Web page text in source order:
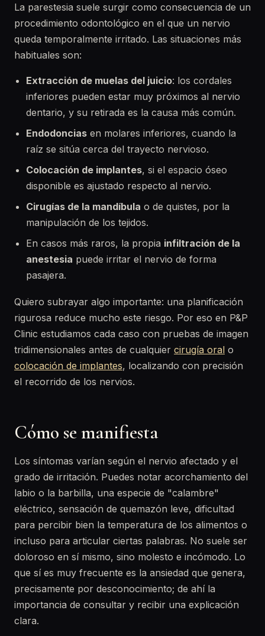
La parestesia suele surgir como consecuencia de un
procedimiento odontológico en el que un nervio
queda temporalmente irritado. Las situaciones más
habituales son:
Extracción de muelas del juicio: los cordales
inferiores pueden estar muy próximos al nervio
dentario, y su retirada es la causa más común.
Endodoncias en molares inferiores, cuando la
raíz se sitúa cerca del trayecto nervioso.
Colocación de implantes, si el espacio óseo
disponible es ajustado respecto al nervio.
Cirugías de la mandíbula o de quistes, por la
manipulación de los tejidos.
En casos más raros, la propia infiltración de la
anestesia puede irritar el nervio de forma
pasajera.
Quiero subrayar algo importante: una planificación
rigurosa reduce mucho este riesgo. Por eso en P&P
Clinic estudiamos cada caso con pruebas de imagen
tridimensionales antes de cualquier cirugía oral o
colocación de implantes, localizando con precisión
el recorrido de los nervios.
Cómo se manifiesta
Los síntomas varían según el nervio afectado y el
grado de irritación. Puedes notar acorchamiento del
labio o la barbilla, una especie de "calambre"
eléctrico, sensación de quemazón leve, dificultad
para percibir bien la temperatura de los alimentos o
incluso para articular ciertas palabras. No suele ser
doloroso en sí mismo, sino molesto e incómodo. Lo
que sí es muy frecuente es la ansiedad que genera,
precisamente por desconocimiento; de ahí la
importancia de consultar y recibir una explicación
clara.